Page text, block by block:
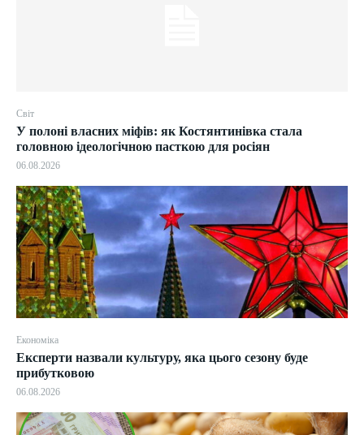
Світ
У полоні власних міфів: як Костянтинівка стала
головною ідеологічною пасткою для росіян
06.08.2026
Економіка
Експерти назвали культуру, яка цього сезону буде
прибутковою
06.08.2026